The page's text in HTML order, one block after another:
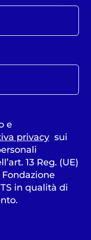
e
privacysui
13 Reg. (UE)
Fondazione
in qualità di